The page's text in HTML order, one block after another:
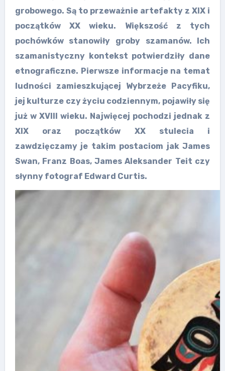
grobowego. Są to przeważnie artefakty z XIX i
początków XX wieku. Większość z tych
pochówków stanowiły groby szamanów. Ich
szamanistyczny kontekst potwierdziły dane
etnograficzne. Pierwsze informacje na temat
ludności zamieszkującej Wybrzeże Pacyfiku,
jej kulturze czy życiu codziennym, pojawiły się
już w XVIII wieku. Najwięcej pochodzi jednak z
XIX oraz początków XX stulecia i
zawdzięczamy je takim postaciom jak James
Swan, Franz Boas, James Aleksander Teit czy
słynny fotograf Edward Curtis.